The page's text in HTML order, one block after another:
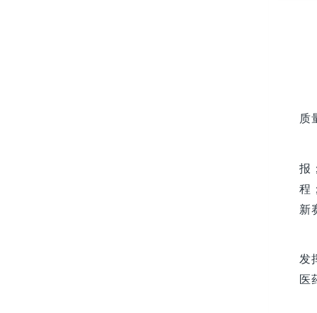
质
报
程
新
发
医